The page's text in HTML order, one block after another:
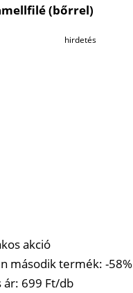
(bőrrel)
hirdetés
akció
második termék: -58%
ár: 699 Ft/db